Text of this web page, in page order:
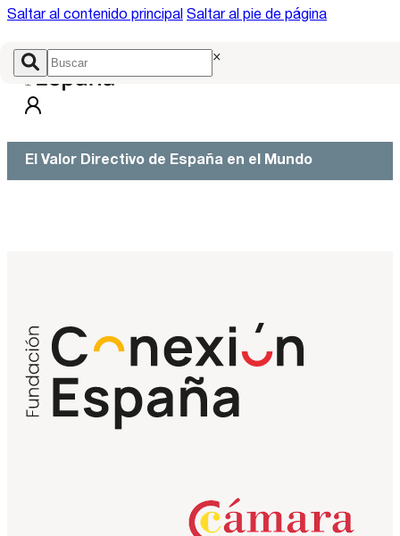
Saltar al contenido principal Saltar al pie de página
×
El Valor Directivo de España en el Mundo